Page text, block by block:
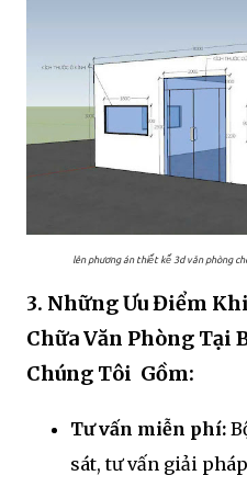
lên phương án thiết kế 3d văn phòng
3. Những Ưu Điểm
Chữa Văn Phòng Tại
Chúng Tôi Gồm:
Tư vấn miễn phí:
sát, tư vấn giải